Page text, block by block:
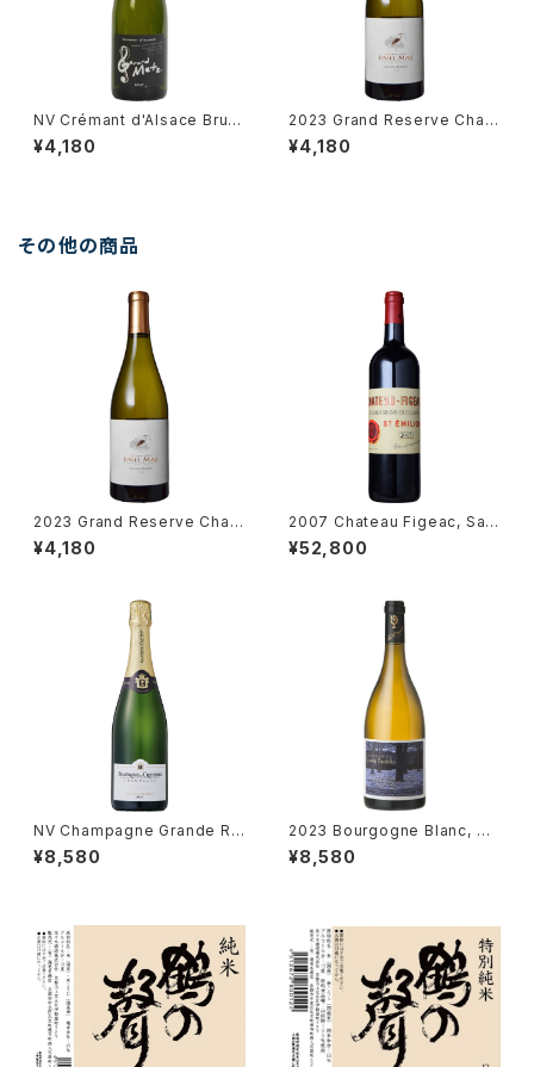
NV Crémant d'Alsace Brut /
Gérard Metz
¥4,180
2023 Grand Reserve Char
donnay / Dm. Paul Mas
¥4,180
その他の商品
2023 Grand Reserve Char
donnay / Dm. Paul Mas
¥4,180
2007 Chateau Figeac, Sain
t Emiliong Grand Cru Premi
ers Grands Crus Classes
¥52,800
NV Champagne Grande Re
serve Brut 750ml, Beaumo
nt des Crayeres
¥8,580
2023 Bourgogne Blanc, Cu
vée Famille / Lou Dumont
¥8,580